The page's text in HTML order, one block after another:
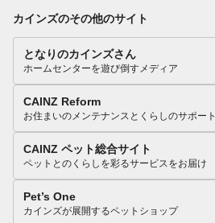
カインズのその他のサイト
となりのカインズさん
ホームセンターを遊び倒すメディア
CAINZ Reform
お住まいのメンテナンスとくらしのサポート
CAINZ ペット総合サイト
ペットとのくらしを彩るサービスをお届け
Pet’s One
カインズが展開するペットショップ